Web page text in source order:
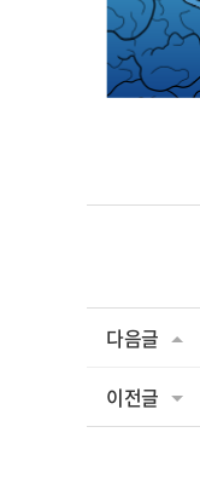
다음글
이전글